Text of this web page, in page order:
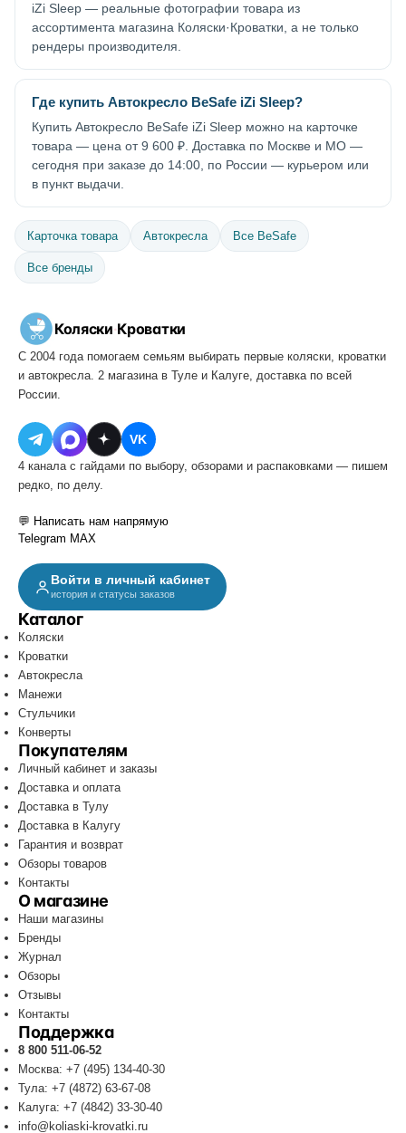
iZi Sleep — реальные фотографии товара из
ассортимента магазина Коляски·Кроватки, а не только
рендеры производителя.
Где купить Автокресло BeSafe iZi Sleep?
Купить Автокресло BeSafe iZi Sleep можно на карточке
товара — цена от 9 600 ₽. Доставка по Москве и МО —
сегодня при заказе до 14:00, по России — курьером или
в пункт выдачи.
Карточка товара Автокресла Все BeSafe
Все бренды
Коляски·Кроватки
С 2004 года помогаем семьям выбирать первые коляски, кроватки
и автокресла. 2 магазина в Туле и Калуге, доставка по всей
России.
VK
4 канала с гайдами по выбору, обзорами и распаковками — пишем
редко, по делу.
💬 Написать нам напрямую
Telegram MAX
Войти в личный кабинет
история и статусы заказов
Каталог
Коляски
Кроватки
Автокресла
Манежи
Стульчики
Конверты
Покупателям
Личный кабинет и заказы
Доставка и оплата
Доставка в Тулу
Доставка в Калугу
Гарантия и возврат
Обзоры товаров
Контакты
О магазине
Наши магазины
Бренды
Журнал
Обзоры
Отзывы
Контакты
Поддержка
8 800 511-06-52
Москва: +7 (495) 134-40-30
Тула: +7 (4872) 63-67-08
Калуга: +7 (4842) 33-30-40
info@koliaski-krovatki.ru